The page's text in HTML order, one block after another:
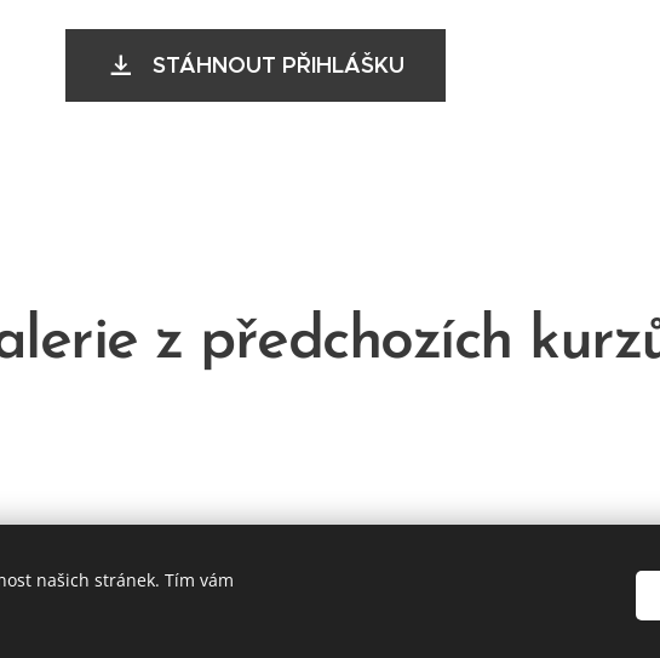
STÁHNOUT PŘIHLÁŠKU
z předchozích
© 2022 Dětský svět Rezidence Hnízdo
našich stránek. Tím vám